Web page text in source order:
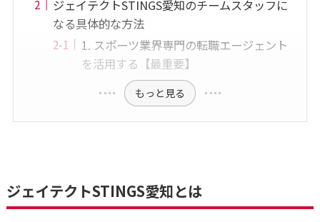
ジェイテクトSTINGS愛知のチームスタッフに
なる具体的な方法
1. スポーツ業界専門の転職エージェント
を活用する【最重要】
もっと見る
ジェイテクトSTINGS愛知とは